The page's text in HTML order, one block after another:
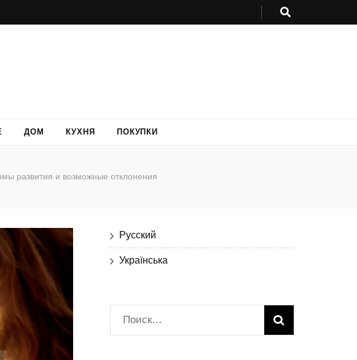
ДОМ КУХНЯ ПОКУПКИ
развития и возможные отклонения
Русский
Українська
Найти: